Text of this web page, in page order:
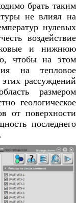
брать таким
не влиял на
нулевых
воздействие
и нижнюю
чтобы на этом
на тепловое
рассуждений
размером
геологическое
от поверхности
последнего